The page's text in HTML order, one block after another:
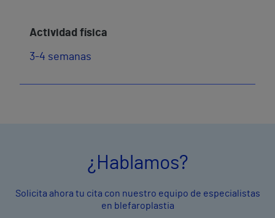
Actividad física
3-4 semanas
¿Hablamos?
Solicita ahora tu cita con nuestro equipo de especialistas
en blefaroplastia